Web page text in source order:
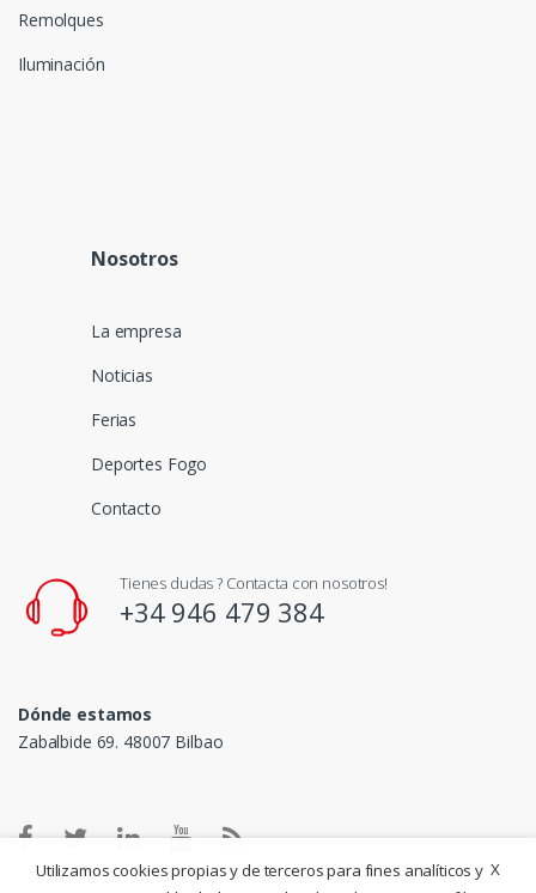
Remolques
Iluminación
Nosotros
La empresa
Noticias
Ferias
Deportes Fogo
Contacto
Tienes dudas ? Contacta con nosotros!
+34 946 479 384
Dónde estamos
Zabalbide 69. 48007 Bilbao
X
Utilizamos cookies propias y de terceros para fines analíticos y